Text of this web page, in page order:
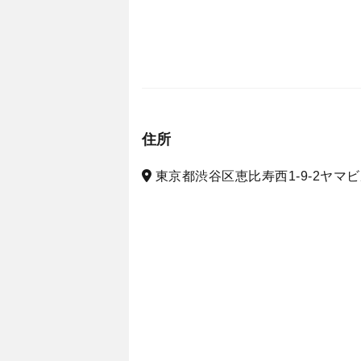
住所
東京都渋谷区恵比寿西1-9-2ヤマ